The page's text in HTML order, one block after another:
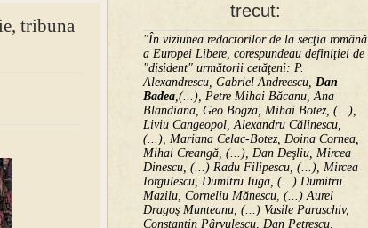
trecut:
"În viziunea redactorilor de la secţia română
a Europei Libere, corespundeau definiţiei de
"disident" următorii ce­tă­ţeni: P.
Alexandrescu, Gabriel Andreescu, Dan
Badea,(...), Petre Mihai Băcanu, Ana
Blandiana, Geo Bogza, Mihai Botez, (...),
Liviu Cangeopol, Alexandru Călinescu,
(...), Mariana Celac-Botez, Doina Cornea,
Mihai Creangă, (...), Dan Deşliu, Mircea
Dinescu, (...) Radu Filipescu, (...), Mircea
Iorgulescu, Dumitru Iuga, (...) Dumitru
Mazilu, Corneliu Mănescu, (...) Aurel
Dragoş Munteanu, (...) Vasile Paraschiv,
Constantin Pârvulescu, Dan Petrescu,
tribuna